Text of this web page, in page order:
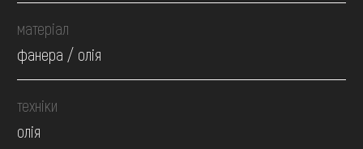
матеріал
фанера / олія
техніки
олія